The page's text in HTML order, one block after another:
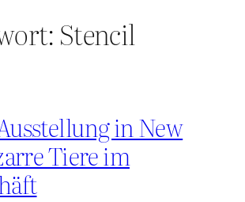
Stencil
in New
Tiere im